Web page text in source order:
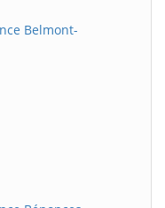
Belmont-